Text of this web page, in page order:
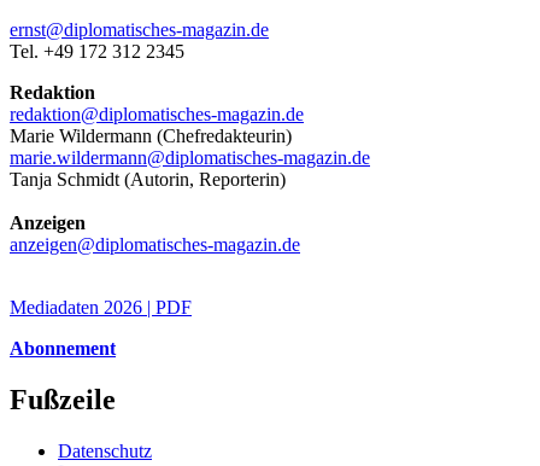
ernst@diplomatisches-magazin.de
Tel. +49 172 312 2345
Redaktion
redaktion@diplomatisches-magazin.de
Marie Wildermann (Chefredakteurin)
marie.wildermann@diplomatisches-magazin.de
Tanja Schmidt (Autorin, Reporterin)
Anzeigen
anzeigen@diplomatisches-magazin.de
Mediadaten 2026 | PDF
Abonnement
Fußzeile
Datenschutz